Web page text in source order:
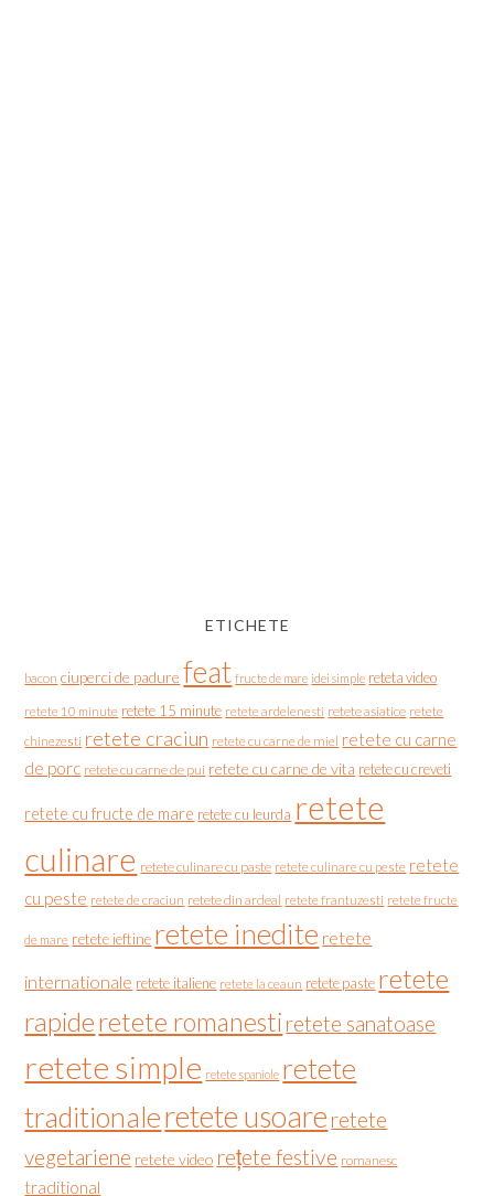
ETICHETE
bacon ciuperci de padure feat fructe de mare idei simple reteta video
retete 10 minute retete 15 minute retete ardelenesti retete asiatice retete
chinezesti retete craciun retete cu carne de miel retete cu carne
de porc retete cu carne de pui retete cu carne de vita retete cu creveti
retete cu fructe de mare retete cu leurda retete
culinare retete culinare cu paste retete culinare cu peste retete
cu peste retete de craciun retete din ardeal retete frantuzesti retete fructe
de mare retete ieftine retete inedite retete
internationale retete italiene retete la ceaun retete paste retete
rapideretete romanesti retete sanatoase
retete simple retete spaniole retete
traditionaleretete usoare retete
vegetariene retete video rețete festive romanesc
traditional